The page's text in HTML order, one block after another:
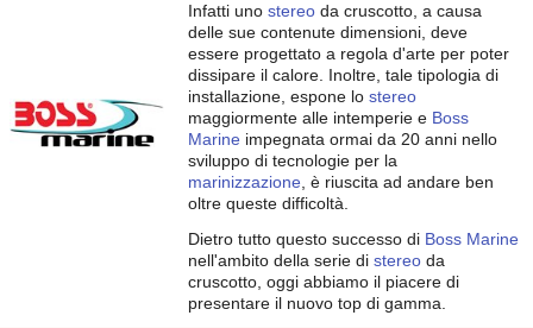
Infatti uno stereo da cruscotto, a causa
delle sue contenute dimensioni, deve
essere progettato a regola d'arte per poter
dissipare il calore. Inoltre, tale tipologia di
installazione, espone lo stereo
maggiormente alle intemperie e Boss
Marine impegnata ormai da 20 anni nello
sviluppo di tecnologie per la
marinizzazione , è riuscita ad andare ben
oltre queste difficoltà.
Dietro tutto questo successo di Boss Marine
nell'ambito della serie di stereo da
cruscotto, oggi abbiamo il piacere di
presentare il nuovo top di gamma.